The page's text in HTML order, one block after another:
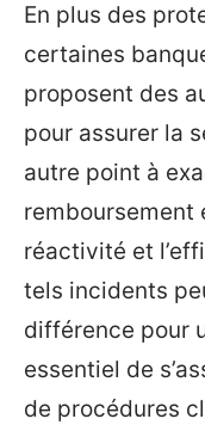
En plus des
certaines
proposent des
pour assurer la
autre point à
remboursement
réactivité et
tels incidents
différence pour
essentiel de
de procédures